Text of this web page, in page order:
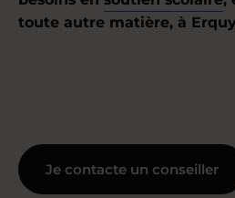
toute autre matière, à
Je contacte un conseiller